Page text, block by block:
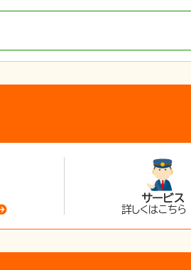
サービス
詳しくはこちら